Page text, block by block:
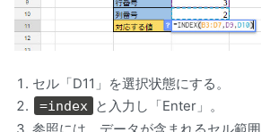
セル「D11」を選択状態にする。
=index と入力し「Enter」。